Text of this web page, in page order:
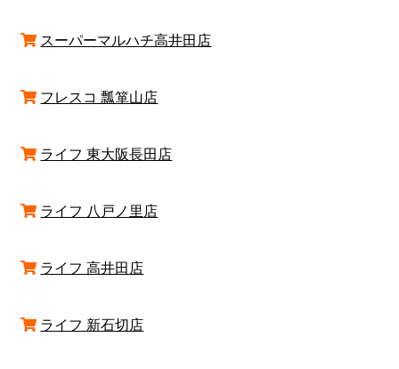
スーパーマルハチ高井田店
フレスコ 瓢箪山店
ライフ 東大阪長田店
ライフ 八戸ノ里店
ライフ 高井田店
ライフ 新石切店